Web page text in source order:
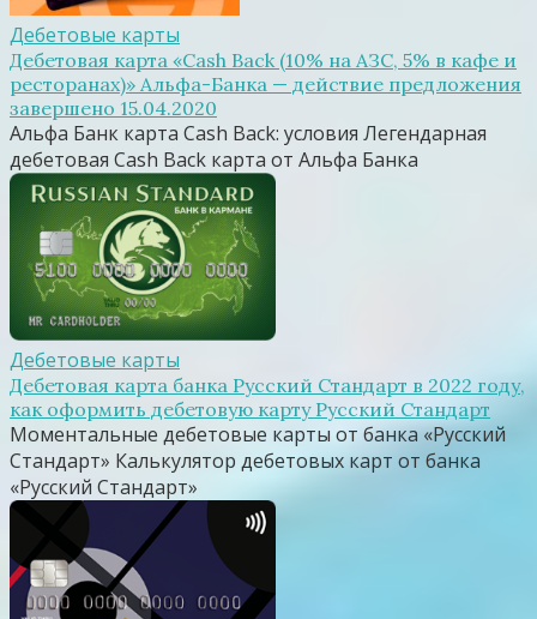
Дебетовые карты
Дебетовая карта «Cash Back (10% на АЗС, 5% в кафе и
ресторанах)» Альфа-Банка — действие предложения
завершено 15.04.2020
Альфа Банк карта Cash Back: условия Легендарная
дебетовая Cash Back карта от Альфа Банка
Дебетовые карты
Дебетовая карта банка Русский Стандарт в 2022 году,
как оформить дебетовую карту Русский Стандарт
Моментальные дебетовые карты от банка «Русский
Стандарт» Калькулятор дебетовых карт от банка
«Русский Стандарт»